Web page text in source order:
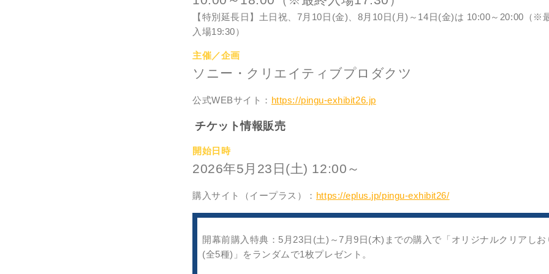
【特別延長日】土日祝、7月10日(金)、8月10日(月)～14日(金)は 10:00～20:00（※
入場19:30）
主催／企画
ソニー・クリエイティブプロダクツ
公式WEBサイト： https://pingu-exhibit26.jp
チケット情報販売
開始日時
2026年5月23日(土) 12:00～
購入サイト（イープラス）： https://eplus.jp/pingu-exhibit26/
開幕前購入特典：5月23日(土)～7月9日(木)までの購入で「オリジナルクリアしお
(全5種)」をランダムで1枚プレゼント。